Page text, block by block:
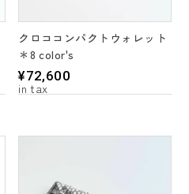
クロココンパクトウォレット
＊8 color's
¥72,600